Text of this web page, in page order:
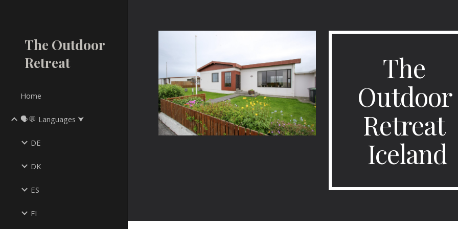
The Outdoor
Retreat
Home
🗣💬 Languages ⮟
DE
DK
ES
FI
The
Outdoor
Retreat
Iceland